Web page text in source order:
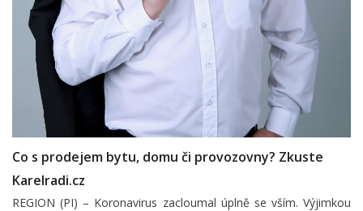
Co s prodejem bytu, domu či provozovny? Zkuste
Karelradi.cz
REGION (PI) – Koronavirus zacloumal úplně se vším. Výjimkou